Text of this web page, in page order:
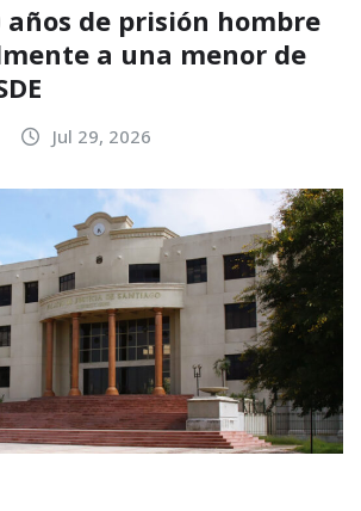
años de prisión hombre
a una menor de
Jul 29, 2026